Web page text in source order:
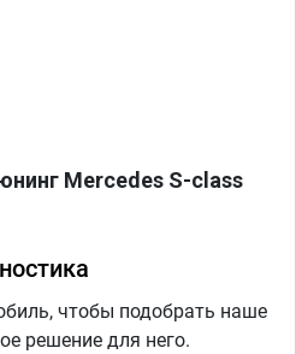
Mercedes S-class
чтобы подобрать наше
решение для него.